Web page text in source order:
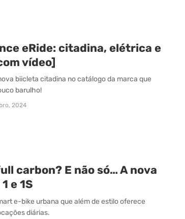
eRide: citadina, elétrica e
vídeo]
biicleta citadina no catálogo da marca que
barulho!
2024
carbon? E não só… A nova
e 1S
e-bike urbana que além de estilo oferece
diárias.